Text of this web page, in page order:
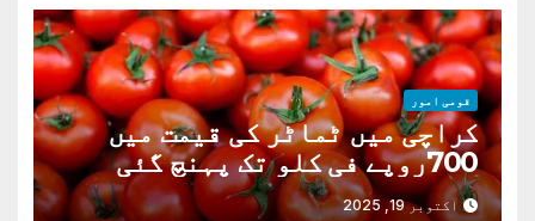
قومی امور
کراچی میں ٹماٹر کی قیمت میں
700روپے فی کلو تک پہنچ گئی
اکتوبر 19, 2025